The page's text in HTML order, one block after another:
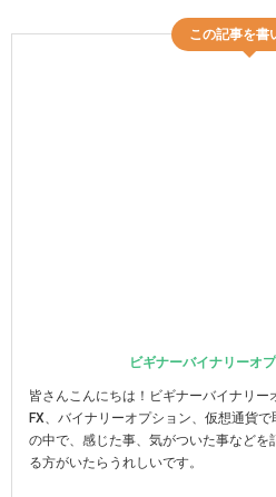
この記事を書
ビギナーバイナリーオ
皆さんこんにちは！ビギナーバイナリー
FX、バイナリーオプション、仮想通貨で
の中で、感じた事、気がついた事など
る方がいたらうれしいです。